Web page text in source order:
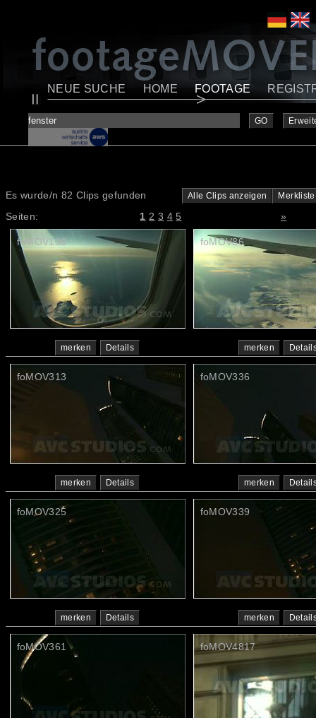
NEUE SUCHE HOME FOOTAGE
GO
Es wurde/n 82 Clips gefunden Alle Clips anzeigen Merkliste
Seiten: 1 2 3 4 5 »
foMOV106
merken Details
foMOV86
merken
foMOV313
merken Details
foMOV336
merken
foMOV325
merken Details
foMOV339
merken
foMOV361 foMOV4817